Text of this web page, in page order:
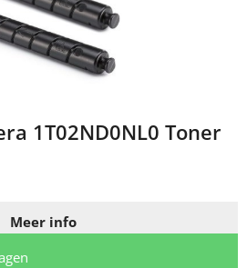
1T02ND0NL0 Toner
Meer info